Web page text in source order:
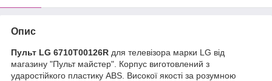
Опис
Пульт LG 6710T00126R для телевізора марки LG від
магазину "Пульт майстер". Корпус виготовлений з
ударостійкого пластику ABS. Високої якості за розумною